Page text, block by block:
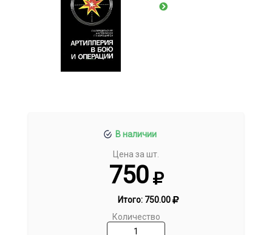
В наличии
Цена за шт.
750
Итого: 750.00
Количество